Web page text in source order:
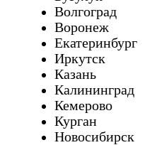
Волгоград
Воронеж
Екатеринбург
Иркутск
Казань
Калининград
Кемерово
Курган
Новосибирск